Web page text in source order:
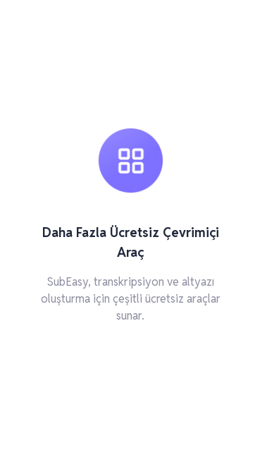
Daha Fazla Ücretsiz Çevrimiçi
Araç
SubEasy, transkripsiyon ve altyazı
oluşturma için çeşitli ücretsiz araçlar
sunar.